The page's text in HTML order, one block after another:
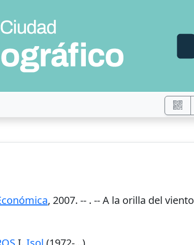
, 2007. -- . -- A la orilla del viento